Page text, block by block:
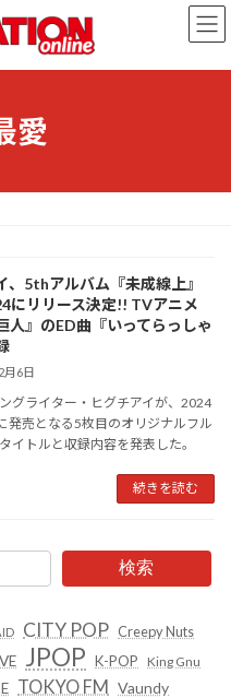
愛
、5thアルバム『未成線上』
にリリース決定!! TVアニメ
人』のED曲『いってらっしゃ
月6日
グライター・ヒグチアイが、2024
発売となる5枚目のオリジナルフル
イトルと収録内容を発表した。
続きを読む
検索
CITY POP Creepy Nuts
JPOP K-POP
King Gnu
TOKYO FM Vaundy